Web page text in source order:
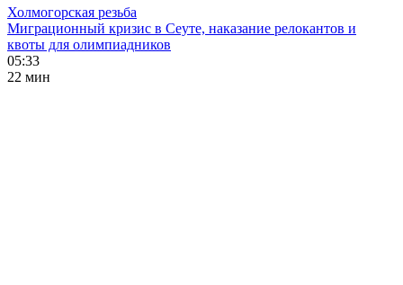
Холмогорская резьба
Миграционный кризис в Сеуте, наказание релокантов и
квоты для олимпиадников
05:33
22 мин